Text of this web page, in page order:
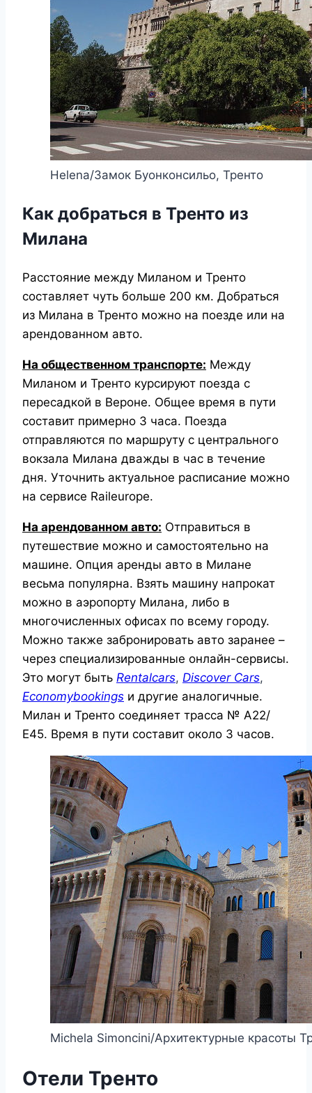
Helena/Замок Буонконсильо, Тренто
Как добраться в Тренто из
Милана
Расстояние между Миланом и Тренто
составляет чуть больше 200 км. Добраться
из Милана в Тренто можно на поезде или на
арендованном авто.
На общественном транспорте: Между
Миланом и Тренто курсируют поезда с
пересадкой в Вероне. Общее время в пути
составит примерно 3 часа. Поезда
отправляются по маршруту с центрального
вокзала Милана дважды в час в течение
дня. Уточнить актуальное расписание можно
на сервисе Raileurope.
На арендованном авто: Отправиться в
путешествие можно и самостоятельно на
машине. Опция аренды авто в Милане
весьма популярна. Взять машину напрокат
можно в аэропорту Милана, либо в
многочисленных офисах по всему городу.
Можно также забронировать авто заранее –
через специализированные онлайн-сервисы.
Это могут быть Rentalcars, Discover Cars,
Economybookings и другие аналогичные.
Милан и Тренто соединяет трасса № А22/
Е45. Время в пути составит около 3 часов.
Michela Simoncini/Архитектурные красоты
Отели Тренто